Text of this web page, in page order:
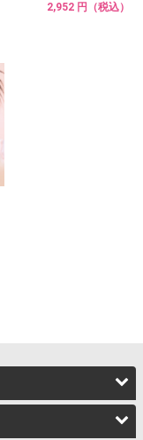
2,952 円（税込）